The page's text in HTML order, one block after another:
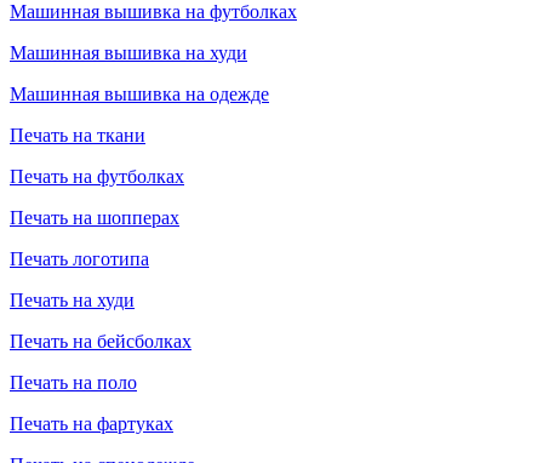
Машинная вышивка на футболках
Машинная вышивка на худи
Машинная вышивка на одежде
Печать на ткани
Печать на футболках
Печать на шопперах
Печать логотипа
Печать на худи
Печать на бейсболках
Печать на поло
Печать на фартуках